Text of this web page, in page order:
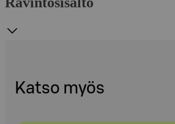
Katso myös